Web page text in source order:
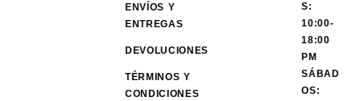
ENVÍOS Y
ENTREGAS
DEVOLUCIONES
TÉRMINOS Y
CONDICIONES
S:
10:00-
18:00
PM
SÁBAD
OS: